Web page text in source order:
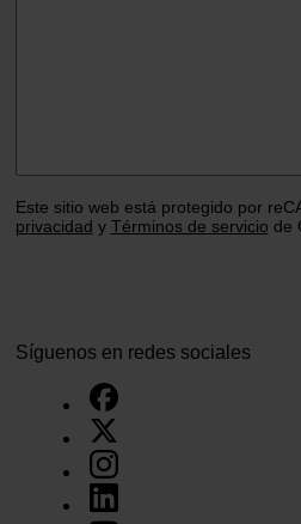
Este sitio web está protegido por
privacidad y Términos de servicio de
Síguenos en redes sociales